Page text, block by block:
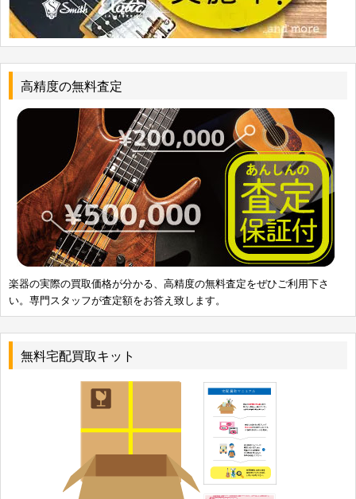
高精度の無料査定
楽器の実際の買取価格が分かる、高精度の無料査定をぜひご利用下さ
い。専門スタッフが査定額をお答え致します。
無料宅配買取キット